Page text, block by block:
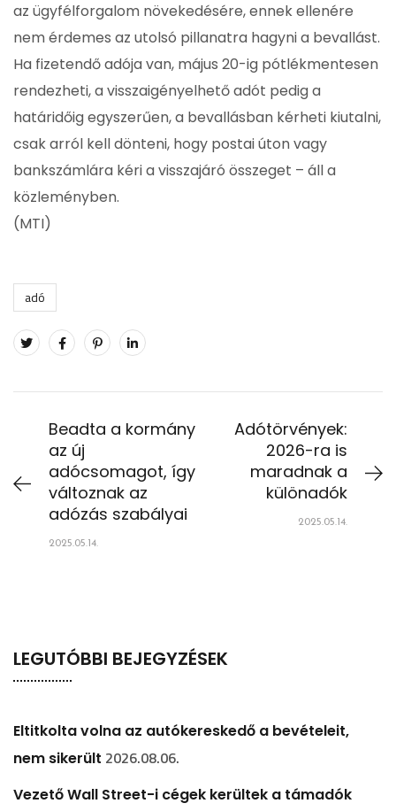
az ügyfélforgalom növekedésére, ennek ellenére
nem érdemes az utolsó pillanatra hagyni a bevallást.
Ha fizetendő adója van, május 20-ig pótlékmentesen
rendezheti, a visszaigényelhető adót pedig a
határidőig egyszerűen, a bevallásban kérheti kiutalni,
csak arról kell dönteni, hogy postai úton vagy
bankszámlára kéri a visszajáró összeget – áll a
közleményben.
(MTI)
adó
Beadta a kormány
az új
adócsomagot, így
változnak az
adózás szabályai
2025.05.14.
Adótörvények:
2026-ra is
maradnak a
különadók
2025.05.14.
LEGUTÓBBI BEJEGYZÉSEK
Eltitkolta volna az autókereskedő a bevételeit,
nem sikerült 2026.08.06.
Vezető Wall Street-i cégek kerültek a támadók